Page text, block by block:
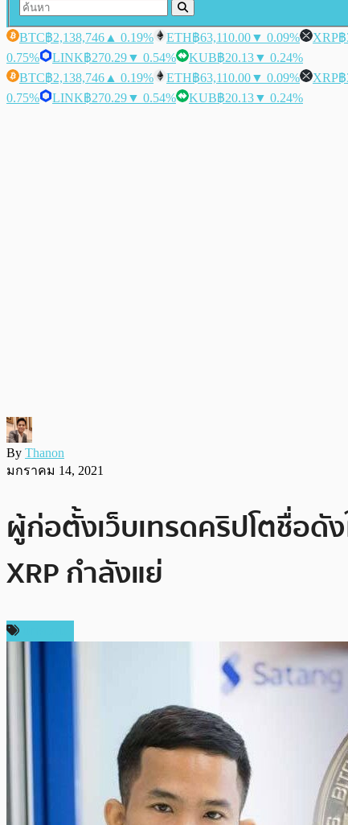
BTC฿2,138,746 ▲ 0.19% ETH฿63,110.00▼ 0.09% XRP฿
0.75%
LINK฿270.29▼ 0.54% KUB฿20.13▼ 0.24%
BTC฿2,138,746 ▲ 0.19% ETH฿63,110.00▼ 0.09% XRP฿
0.75%
LINK฿270.29▼ 0.54% KUB฿20.13▼ 0.24%
By Thanon
มกราคม 14, 2021
ผู้ก่อตั้งเว็บเทรดคริปโตชื่อดั
XRP กำลังแย่